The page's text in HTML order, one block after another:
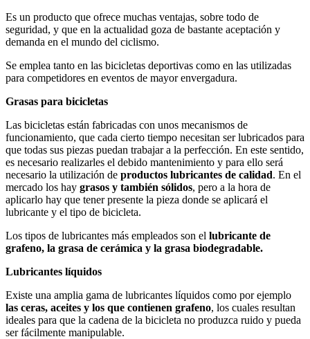
Es un producto que ofrece muchas ventajas, sobre todo de
seguridad, y que en la actualidad goza de bastante aceptación y
demanda en el mundo del ciclismo.
Se emplea tanto en las bicicletas deportivas como en las utilizadas
para competidores en eventos de mayor envergadura.
Grasas para bicicletas
Las bicicletas están fabricadas con unos mecanismos de
funcionamiento, que cada cierto tiempo necesitan ser lubricados para
que todas sus piezas puedan trabajar a la perfección. En este sentido,
es necesario realizarles el debido mantenimiento y para ello será
necesario la utilización de productos lubricantes de calidad. En el
mercado los hay grasos y también sólidos, pero a la hora de
aplicarlo hay que tener presente la pieza donde se aplicará el
lubricante y el tipo de bicicleta.
Los tipos de lubricantes más empleados son el lubricante de
grafeno, la grasa de cerámica y la grasa biodegradable.
Lubricantes líquidos
Existe una amplia gama de lubricantes líquidos como por ejemplo
las ceras, aceites y los que contienen grafeno, los cuales resultan
ideales para que la cadena de la bicicleta no produzca ruido y pueda
ser fácilmente manipulable.